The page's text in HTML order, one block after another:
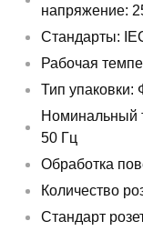
напряжение:
Стандарты:
Рабочая
Тип упаковки:
Номинальный
50 Гц
Обработка
Количество
Стандарт